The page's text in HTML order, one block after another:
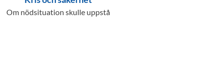
Om nödsituation skulle uppstå